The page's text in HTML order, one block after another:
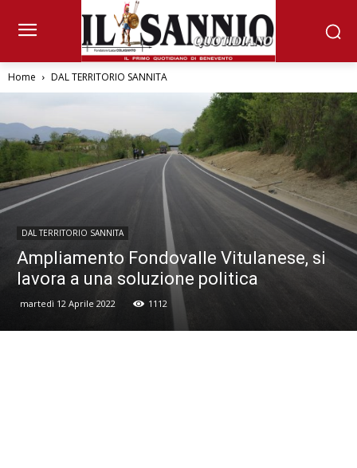
Home DAL TERRITORIO SANNITA
DAL TERRITORIO SANNITA
Ampliamento Fondovalle Vitulanese, si
lavora a una soluzione politica
martedì 12 Aprile 2022 1112